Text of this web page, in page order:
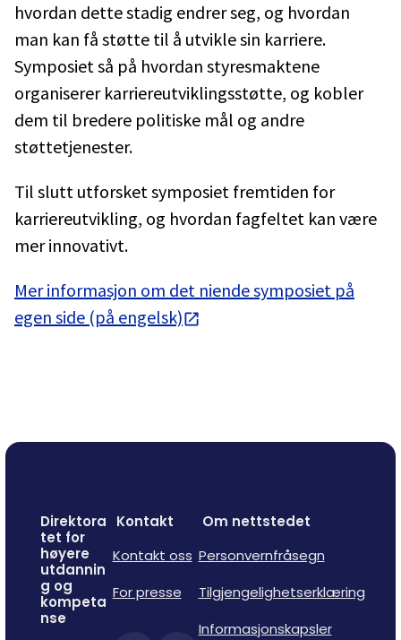
hvordan dette stadig endrer seg, og hvordan
man kan få støtte til å utvikle sin karriere.
Symposiet så på hvordan styresmaktene
organiserer karriereutviklingsstøtte, og kobler
dem til bredere politiske mål og andre
støttetjenester.
Til slutt utforsket symposiet fremtiden for
karriereutvikling, og hvordan fagfeltet kan være
mer innovativt.
Mer informasjon om det niende symposiet på
egen side (på engelsk)
Direktora
tet for
høyere
utdannin
g og
kompeta
nse
Kontakt
Kontakt oss
For presse
Om nettstedet
Personvernfråsegn
Tilgjengelighetserklæring
Informasjonskapsler